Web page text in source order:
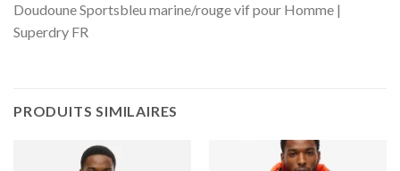
Doudoune Sportsbleu marine/rouge vif pour Homme |
Superdry FR
PRODUITS SIMILAIRES